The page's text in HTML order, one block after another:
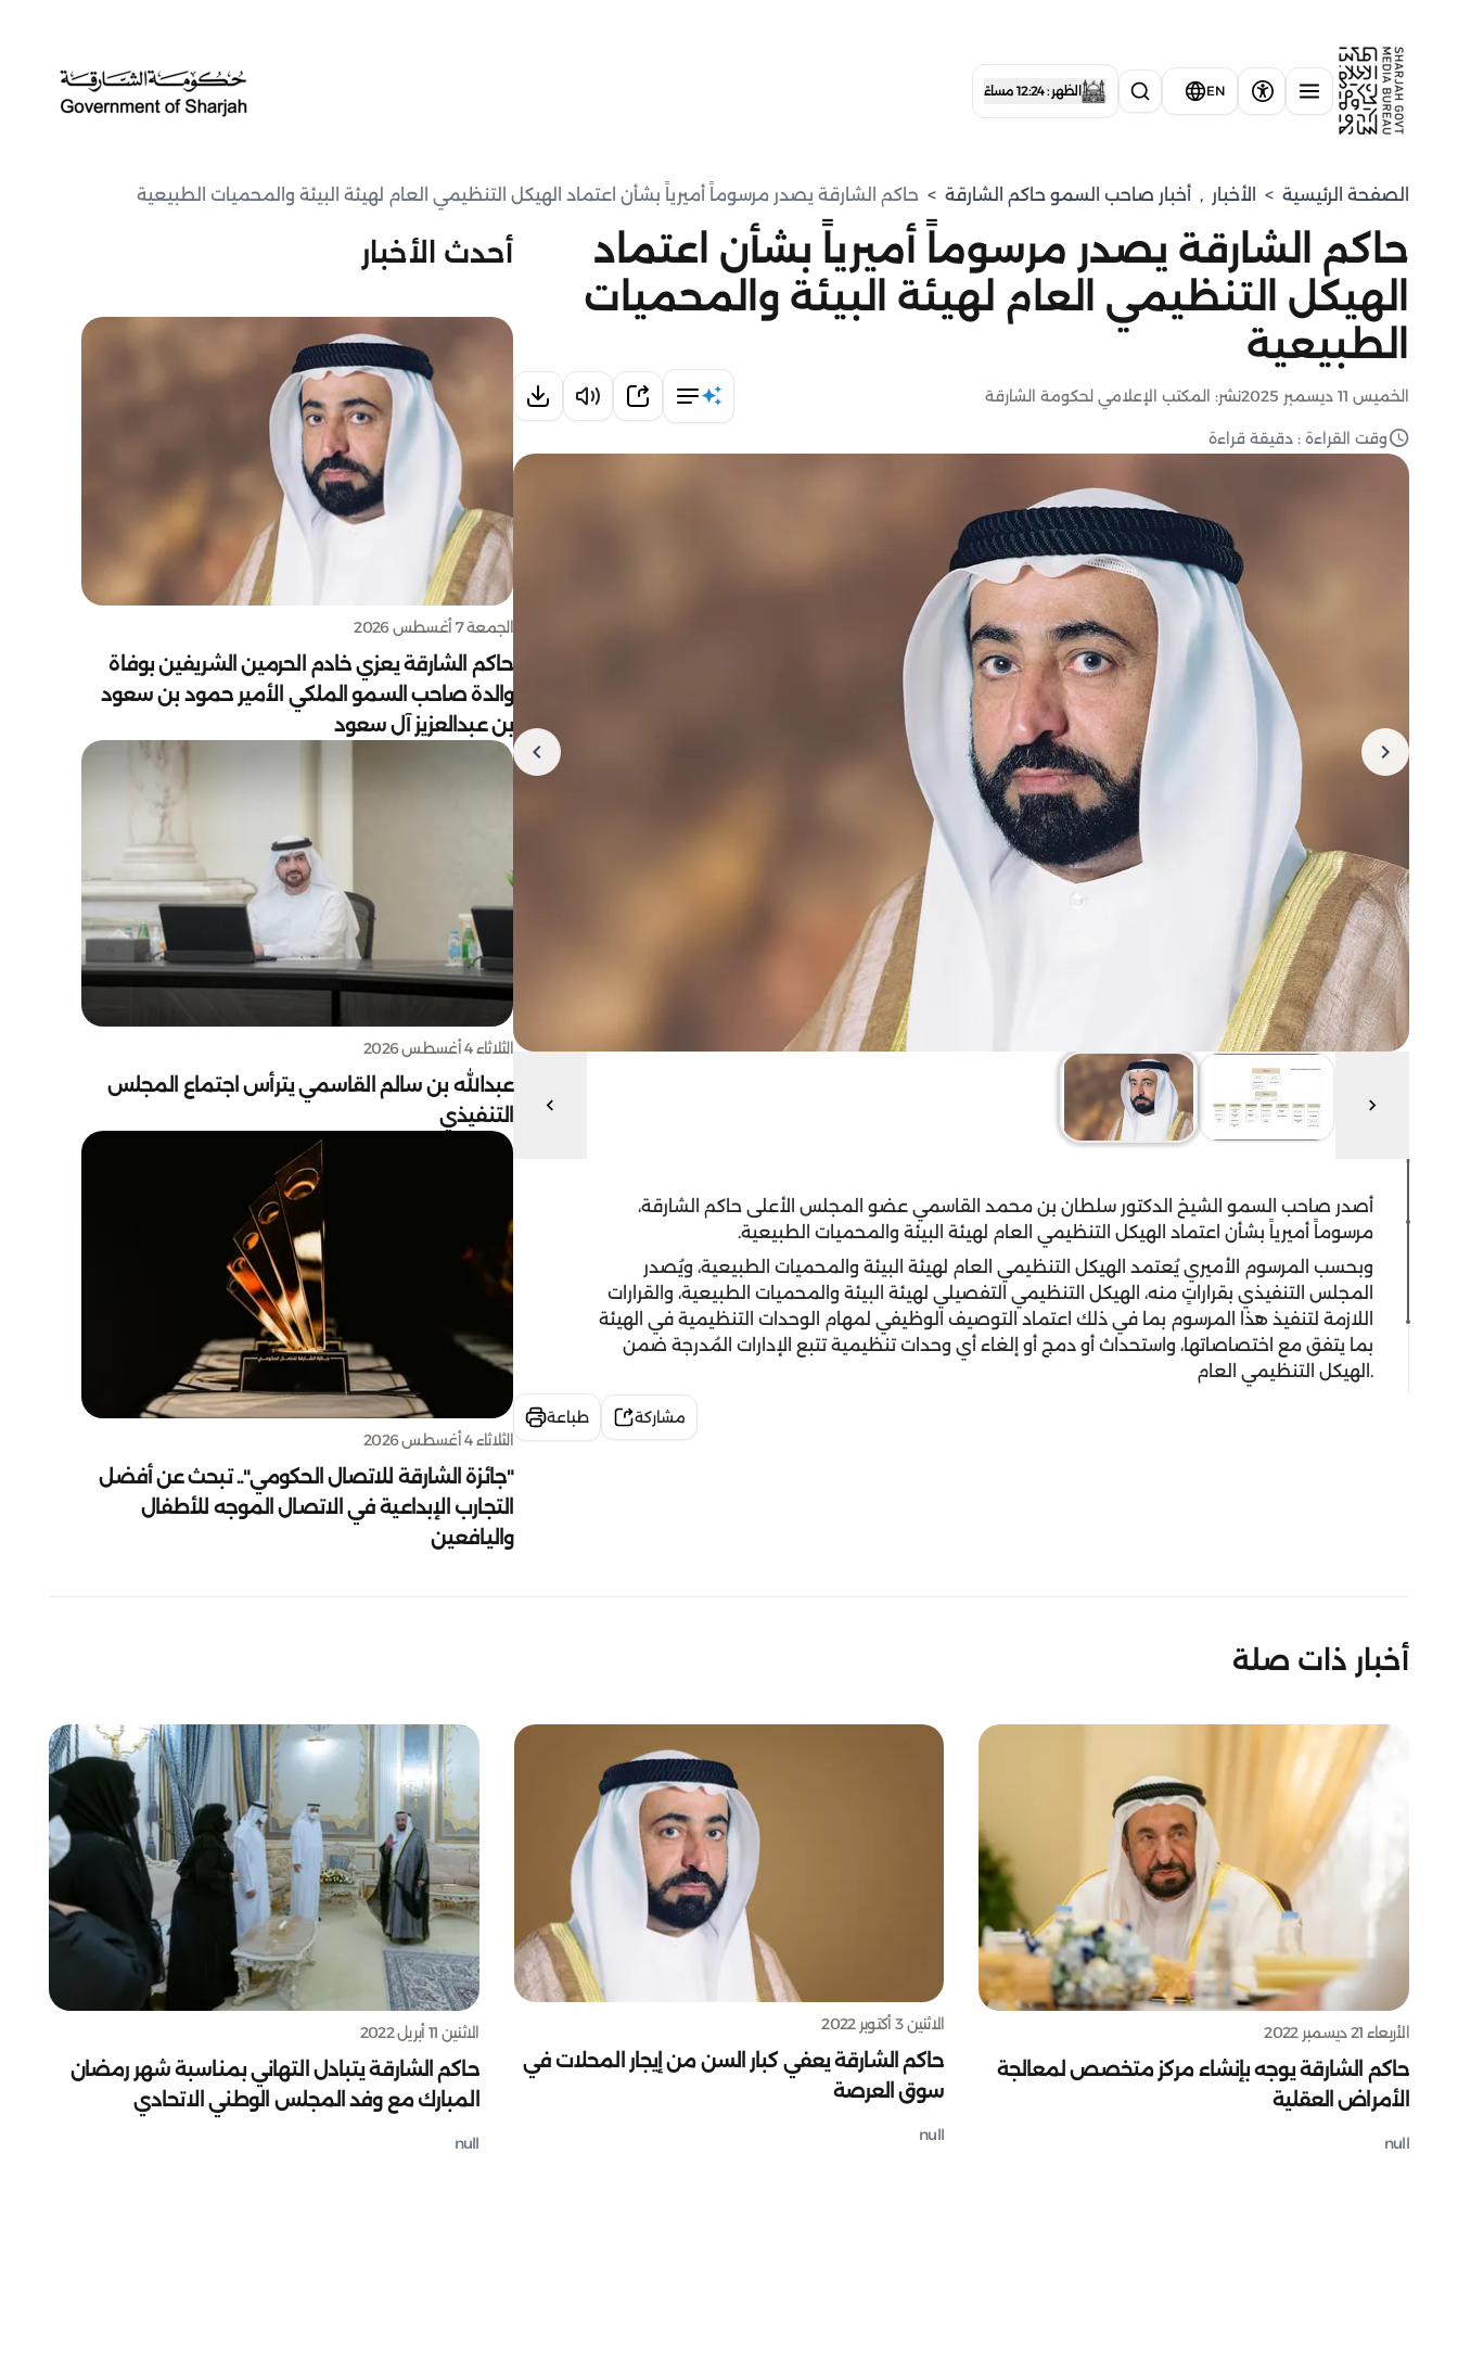
EN الظهر : 12:24 مساءً
الصفحة الرئيسية > الأخبار , أخبار صاحب السمو حاكم الشارقة > حاكم الشارقة يصدر مرسوماً أميرياً بشأن اعتماد الهيكل التنظيمي العام لهيئة البيئة والمحميات الطبيعية
حاكم الشارقة يصدر مرسوماً أميرياً بشأن اعتماد
الهيكل التنظيمي العام لهيئة البيئة والمحميات
الطبيعية
الخميس 11 ديسمبر 2025 نشر: المكتب الإعلامي لحكومة الشارقة
وقت القراءة : دقيقة قراءة
أصدر صاحب السمو الشيخ الدكتور سلطان بن محمد القاسمي عضو المجلس الأعلى حاكم الشارقة،
مرسوماً أميرياً بشأن اعتماد الهيكل التنظيمي العام لهيئة البيئة والمحميات الطبيعية.
وبحسب المرسوم الأميري يُعتمد الهيكل التنظيمي العام لهيئة البيئة والمحميات الطبيعية، ويُصدر
المجلس التنفيذي بقراراتٍ منه، الهيكل التنظيمي التفصيلي لهيئة البيئة والمحميات الطبيعية، والقرارات
اللازمة لتنفيذ هذا المرسوم بما في ذلك اعتماد التوصيف الوظيفي لمهام الوحدات التنظيمية في الهيئة
بما يتفق مع اختصاصاتها، واستحداث أو دمج أو إلغاء أي وحدات تنظيمية تتبع الإدارات المُدرجة ضمن
الهيكل التنظيمي العام.
مشاركة طباعة
أحدث الأخبار
الجمعة 7 أغسطس 2026
حاكم الشارقة يعزي خادم الحرمين الشريفين بوفاة
والدة صاحب السمو الملكي الأمير حمود بن سعود
بن عبدالعزيز آل سعود
الثلاثاء 4 أغسطس 2026
عبدالله بن سالم القاسمي يترأس اجتماع المجلس
التنفيذي
الثلاثاء 4 أغسطس 2026
"جائزة الشارقة للاتصال الحكومي".. تبحث عن أفضل
التجارب الإبداعية في الاتصال الموجه للأطفال
واليافعين
أخبار ذات صلة
الأربعاء 21 ديسمبر 2022
حاكم الشارقة يوجه بإنشاء مركز متخصص لمعالجة
الأمراض العقلية
null
الاثنين 3 أكتوبر 2022
حاكم الشارقة يعفي كبار السن من إيجار المحلات في
سوق العرصة
null
الاثنين 11 أبريل 2022
حاكم الشارقة يتبادل التهاني بمناسبة شهر رمضان
المبارك مع وفد المجلس الوطني الاتحادي
null